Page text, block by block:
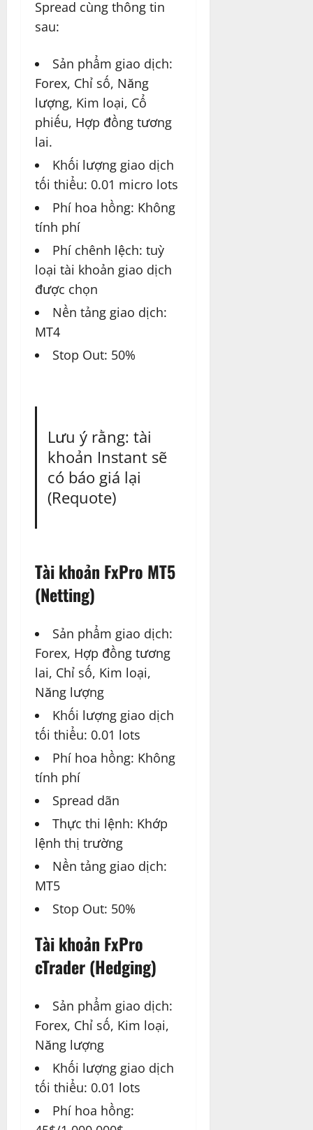
Spread cùng thông tin
sau:
Sản phẩm giao dịch:
Forex, Chỉ số, Năng
lượng, Kim loại, Cổ
phiếu, Hợp đồng tương
lai.
Khối lượng giao dịch
tối thiểu: 0.01 micro lots
Phí hoa hồng: Không
tính phí
Phí chênh lệch: tuỳ
loại tài khoản giao dịch
được chọn
Nền tảng giao dịch:
MT4
Stop Out: 50%
Lưu ý rằng: tài
khoản Instant sẽ
có báo giá lại
(Requote)
Tài khoản FxPro MT5
(Netting)
Sản phẩm giao dịch:
Forex, Hợp đồng tương
lai, Chỉ số, Kim loại,
Năng lượng
Khối lượng giao dịch
tối thiểu: 0.01 lots
Phí hoa hồng: Không
tính phí
Spread dãn
Thực thi lệnh: Khớp
lệnh thị trường
Nền tảng giao dịch:
MT5
Stop Out: 50%
Tài khoản FxPro
cTrader (Hedging)
Sản phẩm giao dịch:
Forex, Chỉ số, Kim loại,
Năng lượng
Khối lượng giao dịch
tối thiểu: 0.01 lots
Phí hoa hồng: